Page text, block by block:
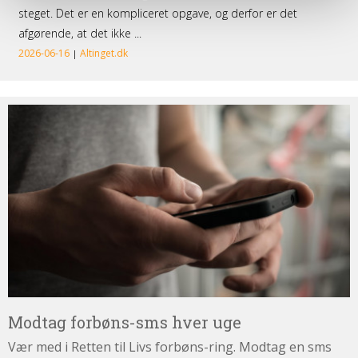
uge
Modtag forbøns-sms hver uge
Vær med i Retten til Livs forbøns-ring. Modtag en sms